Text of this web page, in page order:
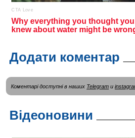
Додати коментар
Коментарі доступні в наших Telegram и
Відеоновини